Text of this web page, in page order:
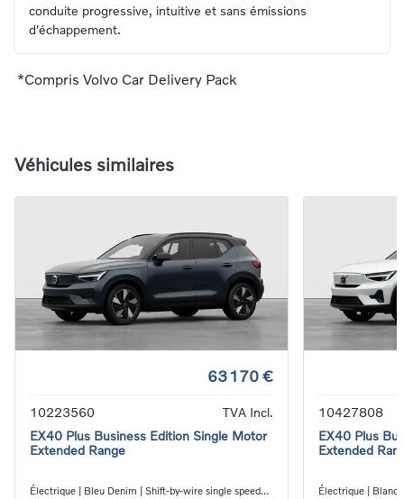
conduite progressive, intuitive et sans émissions
d'échappement.
*Compris Volvo Car Delivery Pack
Véhicules similaires
63 170 €
10223560
TVA Incl.
EX40 Plus Business Edition Single Motor
Extended Range
Électrique | Bleu Denim | Shift-by-wire single speed
10427808
EX40 Plus
Extended
Électrique | Blanc